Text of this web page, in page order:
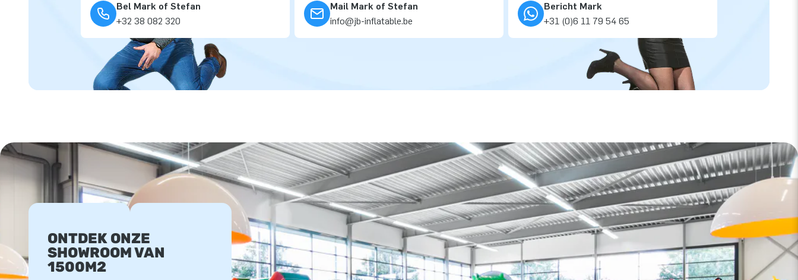
Bel Mark of Stefan
+32 38 082 320
Mail Mark of Stefan
info@jb-inflatable.be
Bericht Mark
+31 (0)6 11 79 54 65
ONTDEK ONZE
SHOWROOM VAN
1500M2